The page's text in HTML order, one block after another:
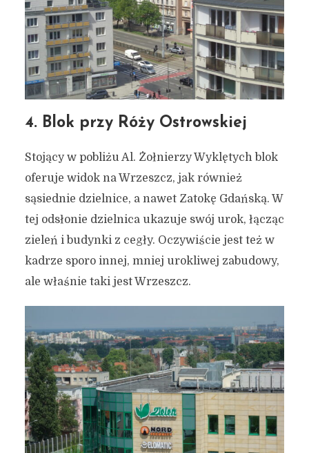
Wrzeszcz, jaki znają
nieliczni
23 lutego 2025
4 min czytania
Autor:Kamil Sulewski
4. Blok przy Róży Ostrowskiej
Stojący w pobliżu Al. Żołnierzy Wyklętych blok
oferuje widok na Wrzeszcz, jak również
sąsiednie dzielnice, a nawet Zatokę Gdańską. W
tej odsłonie dzielnica ukazuje swój urok, łącząc
zieleń i budynki z cegły. Oczywiście jest też w
kadrze sporo innej, mniej urokliwej zabudowy,
ale właśnie taki jest Wrzeszcz.